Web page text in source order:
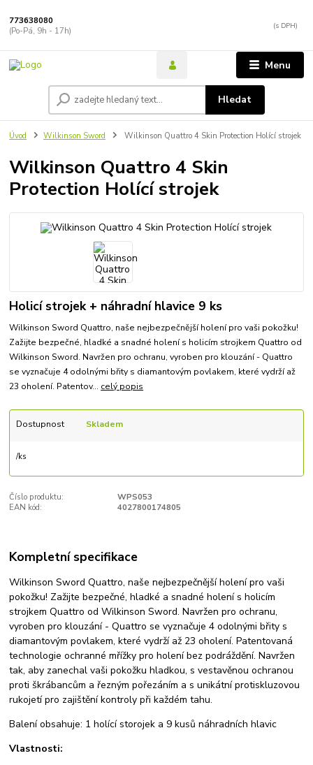
Menu
Hledat
773638080
(Po-Pá, 9h - 17h)
Úvod Wilkinson Sword Wilkinson Quattro 4 Skin Protection Holící strojek
Wilkinson Quattro 4 Skin
Protection Holící strojek
Holicí strojek + náhradní hlavice 9 ks
Wilkinson Sword Quattro, naše nejbezpečnější holení pro vaši pokožku!
Zažijte bezpečné, hladké a snadné holení s holicím strojkem Quattro od
Wilkinson Sword. Navržen pro ochranu, vyroben pro klouzání - Quattro
se vyznačuje 4 odolnými břity s diamantovým povlakem, které vydrží až
23 oholení. Patentov... celý popis
Dostupnost Skladem
/ks
Číslo produktu:
WPS053
EAN kód:
4027800174805
Kompletní specifikace
Wilkinson Sword Quattro, naše nejbezpečnější holení pro vaši
pokožku! Zažijte bezpečné, hladké a snadné holení s holicím
strojkem Quattro od Wilkinson Sword. Navržen pro ochranu,
vyroben pro klouzání - Quattro se vyznačuje 4 odolnými břity s
diamantovým povlakem, které vydrží až 23 oholení. Patentovaná
technologie ochranné mřížky pro holení bez podráždění. Navržen
tak, aby zanechal vaši pokožku hladkou, s vestavěnou ochranou
proti škrábancům a řezným pořezáním a s unikátní protiskluzovou
rukojetí pro zajištění kontroly při každém tahu.
Balení obsahuje: 1 holící storojek a 9 kusů náhradních hlavic
Vlastnosti: